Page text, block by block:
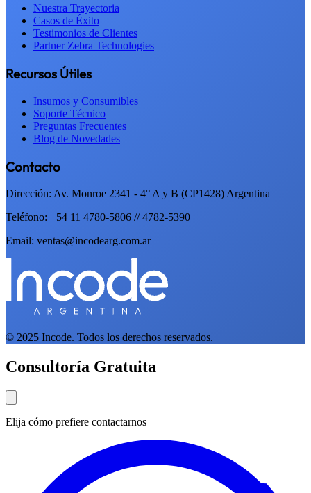
Nuestra Trayectoria
Casos de Éxito
Testimonios de Clientes
Partner Zebra Technologies
Recursos Útiles
Insumos y Consumibles
Soporte Técnico
Preguntas Frecuentes
Blog de Novedades
Contacto
Dirección: Av. Monroe 2341 - 4° A y B (CP1428) Argentina
Teléfono: +54 11 4780-5806 // 4782-5390
Email: ventas@incodearg.com.ar
© 2025 Incode. Todos los derechos reservados.
Consultoría Gratuita
Elija cómo prefiere contactarnos